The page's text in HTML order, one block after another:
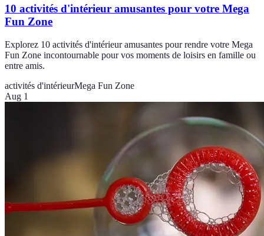
10 activités d'intérieur amusantes pour votre Mega
Fun Zone
Explorez 10 activités d'intérieur amusantes pour rendre votre Mega
Fun Zone incontournable pour vos moments de loisirs en famille ou
entre amis.
activités d'intérieurMega Fun Zone
Aug 1